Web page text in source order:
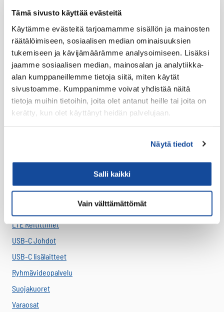
Tämä sivusto käyttää evästeitä
Käytämme evästeitä tarjoamamme sisällön ja mainosten
räätälöimiseen, sosiaalisen median ominaisuuksien
tukemiseen ja kävijämäärämme analysoimiseen. Lisäksi
jaamme sosiaalisen median, mainosalan ja analytiikka-
alan kumppaneillemme tietoja siitä, miten käytät
sivustoamme. Kumppanimme voivat yhdistää näitä
tietoja muihin tietoihin, joita olet antanut heille tai joita on
kerätty, kun olet käyttänyt heidän palvelujaan.
Näytä tiedot
Salli kaikki
Vain välttämättömät
Tuotteet
Virve 2
VIRVE 2 -päätelaitteet
Uutuudet
Ajoneuvotelakat
Akut
LTE HF-Lisälaitteet
Lataustarvikkeet
LTE Reitittimet
USB-C Johdot
USB-C lisälaitteet
Ryhmävideopalvelu
Suojakuoret
Varaosat